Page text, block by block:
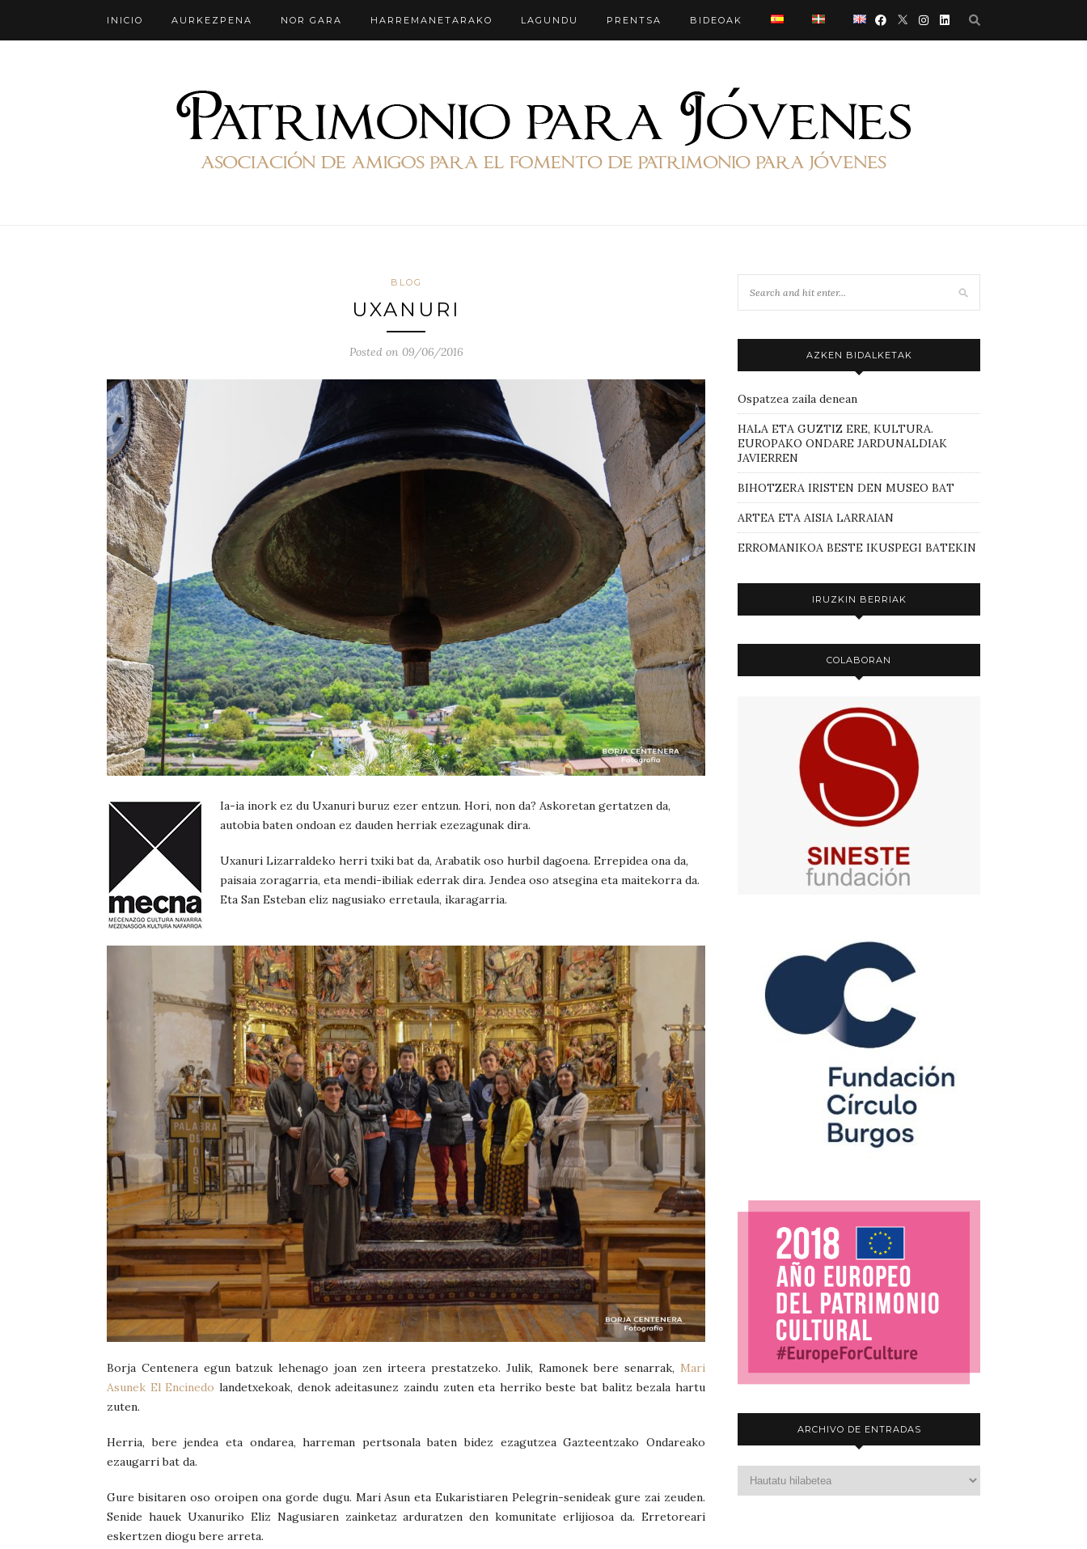
INICIO AURKEZPENA NOR GARA HARREMANETARAKO LAGUNDU PRENTSA BIDEOAK
BLOG
UXANURI
Posted on 09/06/2016
Ia-ia inork ez du Uxanuri buruz ezer entzun. Hori, non da? Askoretan gertatzen da,
autobia baten ondoan ez dauden herriak ezezagunak dira.
Uxanuri Lizarraldeko herri txiki bat da, Arabatik oso hurbil dagoena. Errepidea ona da,
paisaia zoragarria, eta mendi-ibiliak ederrak dira. Jendea oso atsegina eta maitekorra da.
Eta San Esteban eliz nagusiako erretaula, ikaragarria.
Borja Centenera egun batzuk lehenago joan zen irteera prestatzeko. Julik, Ramonek bere senarrak, Mari
Asunek El Encinedo landetxekoak, denok adeitasunez zaindu zuten eta herriko beste bat balitz bezala hartu
zuten.
Herria, bere jendea eta ondarea, harreman pertsonala baten bidez ezagutzea Gazteentzako Ondareako
ezaugarri bat da.
Gure bisitaren oso oroipen ona gorde dugu. Mari Asun eta Eukaristiaren Pelegrin-senideak gure zai zeuden.
Senide hauek Uxanuriko Eliz Nagusiaren zainketaz arduratzen den komunitate erlijiosoa da. Erretoreari
eskertzen diogu bere arreta.
AZKEN BIDALKETAK
Ospatzea zaila denean
HALA ETA GUZTIZ ERE, KULTURA.
EUROPAKO ONDARE JARDUNALDIAK
JAVIERREN
BIHOTZERA IRISTEN DEN MUSEO BAT
ARTEA ETA AISIA LARRAIAN
ERROMANIKOA BESTE IKUSPEGI BATEKIN
IRUZKIN BERRIAK
COLABORAN
ARCHIVO DE ENTRADAS